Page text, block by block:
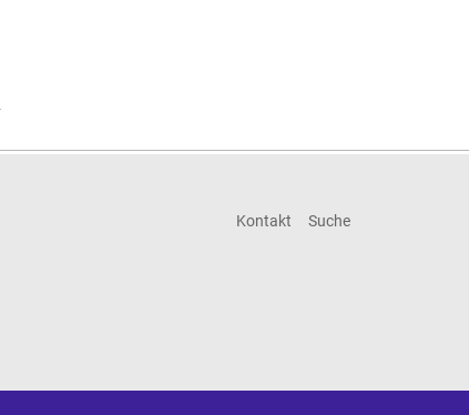
Kontakt Suche